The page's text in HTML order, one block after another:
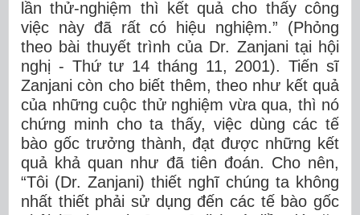
lần thử-nghiệm thì kết quả cho thấy công
việc này đã rất có hiệu nghiệm.” (Phỏng
theo bài thuyết trình của Dr. Zanjani tại hội
nghị - Thứ tư 14 tháng 11, 2001). Tiến sĩ
Zanjani còn cho biết thêm, theo như kết quả
của những cuộc thử nghiệm vừa qua, thì nó
chứng minh cho ta thấy, việc dùng các tế
bào gốc trưởng thành, đạt được những kết
quả khả quan như đã tiên đoán. Cho nên,
“Tôi (Dr. Zanjani) thiết nghĩ chúng ta không
nhất thiết phải sử dụng đến các tế bào gốc